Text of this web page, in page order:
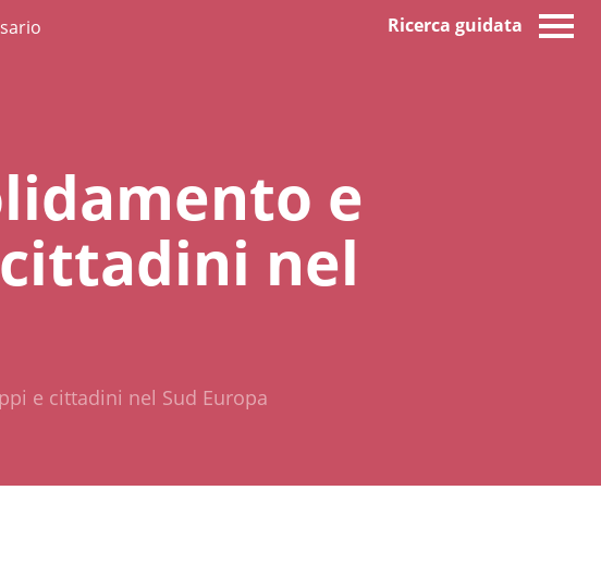
Ricerca guidata
e
nel
e cittadini nel Sud Europa